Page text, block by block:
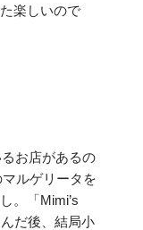
楽しいので
お店があるの
マルゲリータを
。「Mimi’s
だ後、結局小